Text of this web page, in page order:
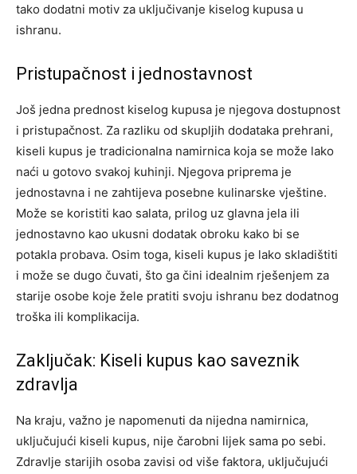
tako dodatni motiv za uključivanje kiselog kupusa u
ishranu.
Pristupačnost i jednostavnost
Još jedna prednost kiselog kupusa je njegova dostupnost
i pristupačnost. Za razliku od skupljih dodataka prehrani,
kiseli kupus je tradicionalna namirnica koja se može lako
naći u gotovo svakoj kuhinji. Njegova priprema je
jednostavna i ne zahtijeva posebne kulinarske vještine.
Može se koristiti kao salata, prilog uz glavna jela ili
jednostavno kao ukusni dodatak obroku kako bi se
potakla probava. Osim toga, kiseli kupus je lako skladištiti
i može se dugo čuvati, što ga čini idealnim rješenjem za
starije osobe koje žele pratiti svoju ishranu bez dodatnog
troška ili komplikacija.
Zaključak: Kiseli kupus kao saveznik
zdravlja
Na kraju, važno je napomenuti da nijedna namirnica,
uključujući kiseli kupus, nije čarobni lijek sama po sebi.
Zdravlje starijih osoba zavisi od više faktora, uključujući